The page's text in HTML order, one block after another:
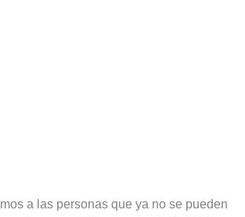
a las personas que ya no se pueden